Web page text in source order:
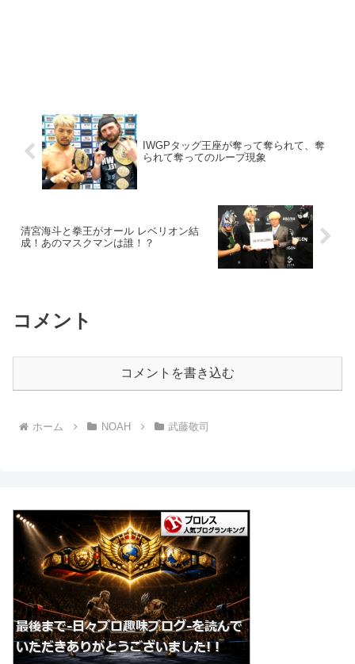
IWGPタッグ王座が奪って奪られて、奪
られて奪ってのループ現象
清宮海斗と拳王がオール レベリオン結
成！あのマスクマンは誰！？
コメント
コメントを書き込む
ホーム NOAH 武藤敬司